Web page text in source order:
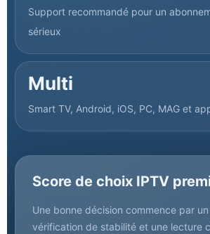
Support recommandé pour un
sérieux
Multi
Smart TV, Android, iOS, PC, MAG et
Score de choix IPTV
Une bonne décision commence par
vérification de stabilité et une lecture